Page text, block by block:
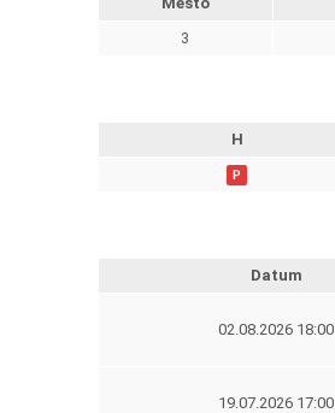
3
H
P
Datum
02.08.2026 18:00
19.07.2026 17:00